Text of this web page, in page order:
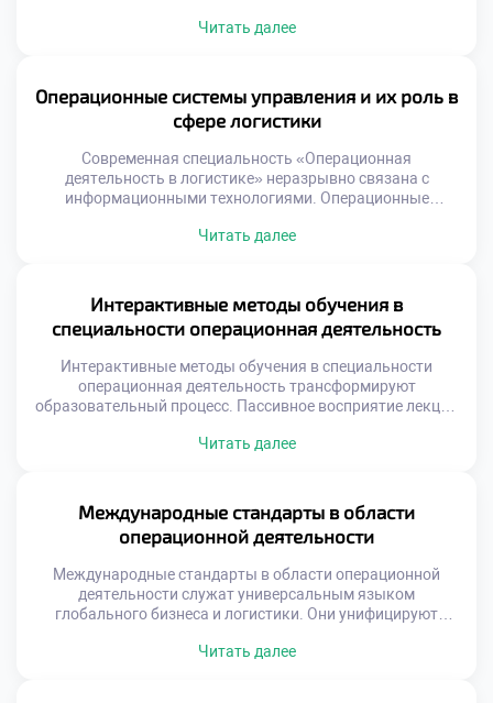
превращается в хаос. Выбор правильного инструмента
до начала практики. Теоретическое знание функций
программ недостаточно для реальной работы. Умение
анализировать потребности бизнеса отличает
профессионала от простого […]
Читать далее
Операционные системы управления и их роль в
сфере логистики
Современная специальность «Операционная
деятельность в логистике» неразрывно связана с
информационными технологиями. Операционные
любого предприятия сегодня. Без них эффективное
данные в упорядоченные бизнес-процессы. Понимание
принципов работы таких систем обязательно для
специалиста. Цифровизация меняет саму суть
логистических операций на складах. Ручной учет и […]
Читать далее
Интерактивные методы обучения в
специальности операционная деятельность
Интерактивные методы обучения в специальности
операционная деятельность трансформируют
образовательный процесс. Пассивное восприятие лекций
требует навыков принятия решений в реальном времени.
обучающихся становится главным принципом
современной педагогики. Знания усваиваются через
действие, диалог и переживание. Выпускники выходят на
рынок труда готовыми к […]
Читать далее
Международные стандарты в области
операционной деятельности
Международные стандарты в области операционной
деятельности служат универсальным языком
глобального бизнеса и логистики. Они унифицируют
информации. Единые правила игры позволяют
Читать далее